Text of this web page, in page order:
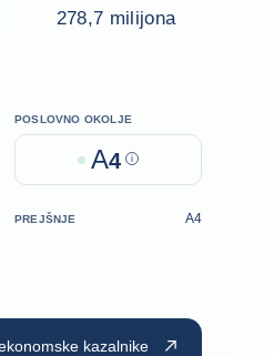
278,7 milijona
POSLOVNO OKOLJE
A4 Help
PREJŠNJE A4
kazalnike